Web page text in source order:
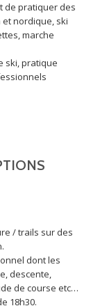
de pratiquer des
nordique, ski
marche
ski, pratique
/ trails sur des
dont les
descente,
de course etc…
18h30.